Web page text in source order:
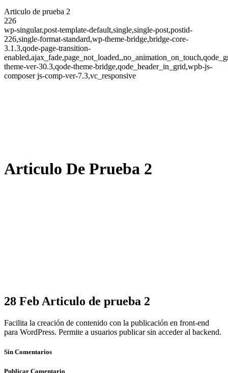
Articulo de prueba 2
226
wp-singular,post-template-default,single,single-post,postid-
226,single-format-standard,wp-theme-bridge,bridge-core-
3.1.3,qode-page-transition-
theme-ver-30.3,qode-theme-bridge,qode_header_in_grid,wpb-js-
composer js-comp-ver-7.3,vc_responsive
Articulo De Prueba 2
28 Feb Articulo de prueba 2
Facilita la creación de contenido con la publicación en front-end
para WordPress. Permite a usuarios publicar sin acceder al backend.
Sin Comentarios
Publicar Comentario